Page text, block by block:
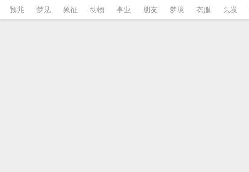
预兆 梦见 象征 动物 事业 朋友 梦境 衣服 头发